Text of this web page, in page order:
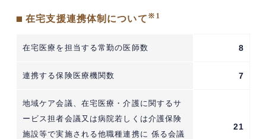
■ 在宅支援連携体制について※1
在宅医療を担当する常勤の医師数 8
連携する保険医療機関数 7
地域ケア会議、在宅医療・介護に関するサ
ービス担者会議又は病院若しくは介護保険
施設等で実施される他職種連携に 係る会議
21